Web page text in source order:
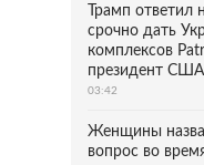
Трамп ответил
срочно дать
комплексов
президент
03:42
Женщины
вопрос во